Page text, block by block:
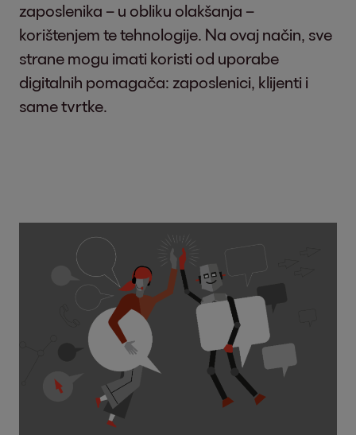
zaposlenika – u obliku olakšanja –
korištenjem te tehnologije. Na ovaj način, sve
strane mogu imati koristi od uporabe
digitalnih pomagača: zaposlenici, klijenti i
same tvrtke.